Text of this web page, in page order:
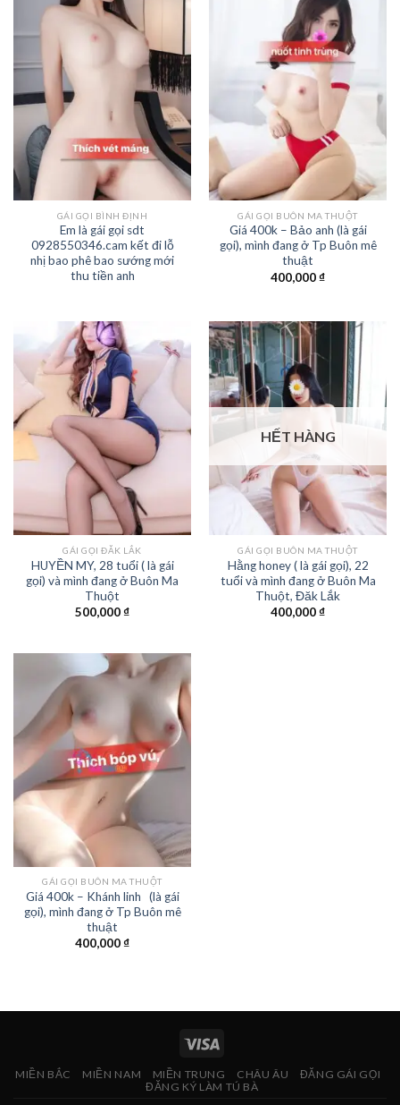
GÁI GỌI BÌNH ĐỊNH
Em là gái gọi sdt
0928550346.cam kết đi lỗ
nhị bao phê bao sướng mới
thu tiền anh
GÁI GỌI BUÔN MA THUỘT
Giá 400k – Bảo anh (là gái
gọi), mình đang ở Tp Buôn mê
thuật
400,000₫
GÁI GỌI ĐĂK LẮK
HUYỀN MY, 28 tuổi ( là gái
gọi) và mình đang ở Buôn Ma
Thuột
500,000₫
HẾT HÀNG
GÁI GỌI BUÔN MA THUỘT
Hằng honey ( là gái gọi), 22
tuổi và mình đang ở Buôn Ma
Thuột, Đăk Lắk
400,000₫
GÁI GỌI BUÔN MA THUỘT
Giá 400k – Khánh linh (là gái
gọi), mình đang ở Tp Buôn mê
thuật
400,000₫
MIỀN BẮC MIỀN NAM MIỀN TRUNG CHÂU ÂU
ĐĂNG GÁI GỌI
ĐĂNG KÝ LÀM TÚ BÀ